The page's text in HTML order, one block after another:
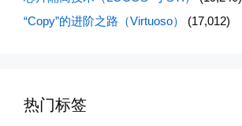
“Copy”的进阶之路（Virtuoso）
(17,012)
热门标签